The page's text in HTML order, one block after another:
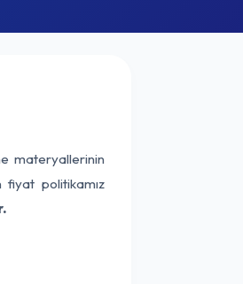
materyallerinin
politikamız